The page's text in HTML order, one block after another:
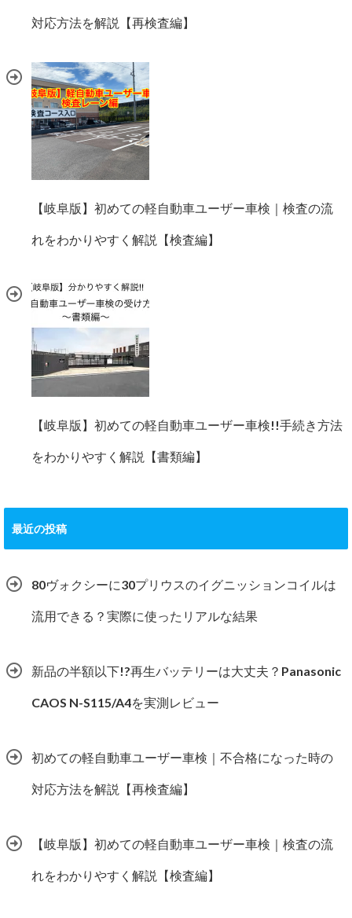
対応方法を解説【再検査編】
【岐阜版】初めての軽自動車ユーザー車検｜検査の流
れをわかりやすく解説【検査編】
【岐阜版】初めての軽自動車ユーザー車検!!手続き方法
をわかりやすく解説【書類編】
最近の投稿
80ヴォクシーに30プリウスのイグニッションコイルは
流用できる？実際に使ったリアルな結果
新品の半額以下!?再生バッテリーは大丈夫？Panasonic
CAOS N-S115/A4を実測レビュー
初めての軽自動車ユーザー車検｜不合格になった時の
対応方法を解説【再検査編】
【岐阜版】初めての軽自動車ユーザー車検｜検査の流
れをわかりやすく解説【検査編】